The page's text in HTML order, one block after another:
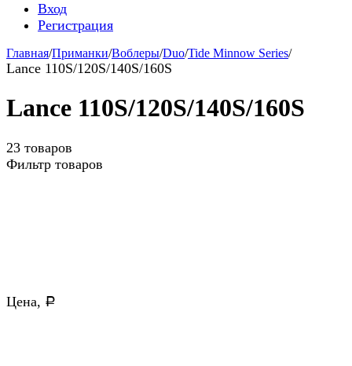
Вход
Регистрация
Главная/Приманки/Воблеры/Duo/Tide Minnow Series/
Lance 110S/120S/140S/160S
Lance 110S/120S/140S/160S
23 товаров
Фильтр товаров
Цена, Р